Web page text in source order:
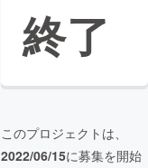
終了
このプロジェクトは、
2022/06/15に募集を開始